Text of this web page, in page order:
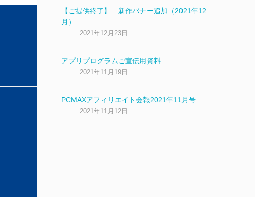
【ご提供終了】 新作バナー追加（2021年12
月）
2021年12月23日
アプリプログラムご宣伝用資料
2021年11月19日
PCMAXアフィリエイト会報2021年11月号
2021年11月12日